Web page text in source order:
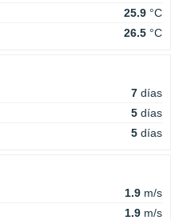
25.9 °C
26.5 °C
7 días
5 días
5 días
1.9 m/s
1.9 m/s